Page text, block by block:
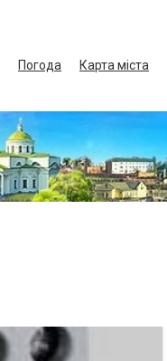
Погода Карта міста